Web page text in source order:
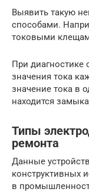
Выявить такую
способами.
токовыми
При
значения тока
значение тока в
находится
Типы
ремонта
Данные
конструктивных
в